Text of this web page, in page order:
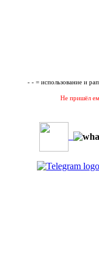
- - = использование и
Не пришёл